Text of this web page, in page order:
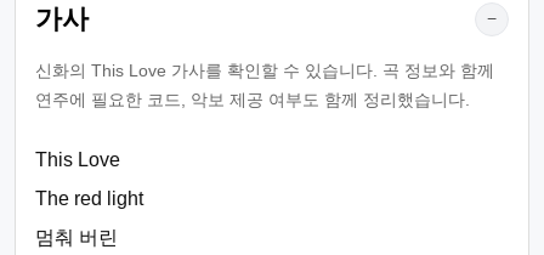
가사 −
신화의 This Love 가사를 확인할 수 있습니다. 곡 정보와 함께
연주에 필요한 코드, 악보 제공 여부도 함께 정리했습니다.
This Love
The red light
멈춰 버린